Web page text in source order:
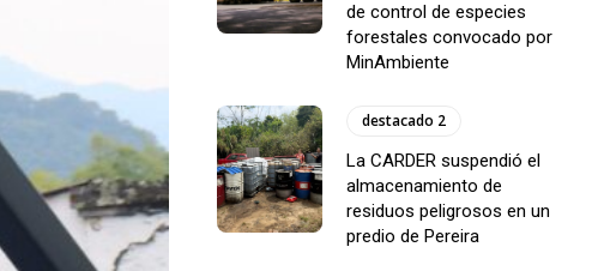
de control de especies
forestales convocado por
MinAmbiente
destacado 2
La CARDER suspendió el
almacenamiento de
residuos peligrosos en un
predio de Pereira